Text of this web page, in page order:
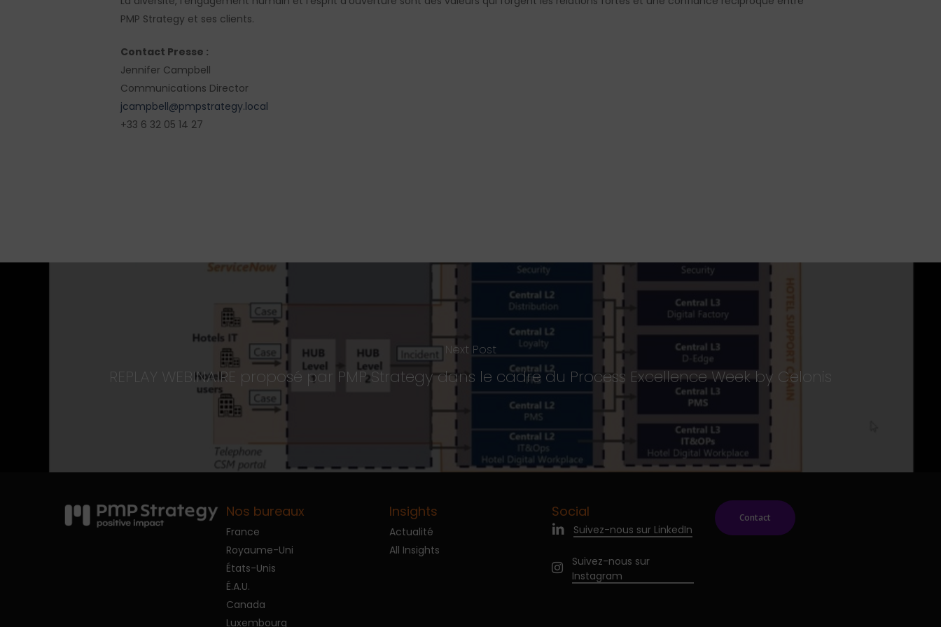
PMP Strategy et ses clients.
Contact Presse :
Jennifer Campbell
Communications Director
jcampbell@pmpstrategy.local
+33 6 32 05 14 27
Next Post
REPLAY WEBINAIRE proposé par PMP Strategy dans le cadre du Process Excellence Week by Celonis
Nos bureaux
France
Royaume-Uni
États-Unis
É.A.U.
Canada
Luxembourg
Insights
Actualité
All Insights
Social
Suivez-nous sur LinkedIn
Suivez-nous sur
Instagram
Contact